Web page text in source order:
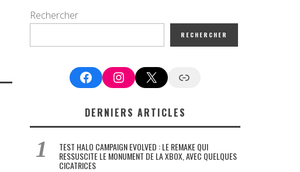
Rechercher
RECHERCHER
FacebookInstagram
X Google News
DERNIERS ARTICLES
TEST HALO CAMPAIGN EVOLVED : LE REMAKE QUI
RESSUSCITE LE MONUMENT DE LA XBOX, AVEC QUELQUES
CICATRICES